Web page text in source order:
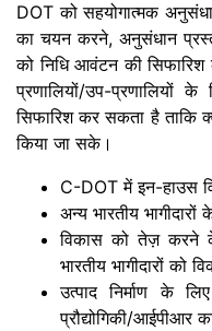
DOT को सहयोगात्मक
का चयन करने, अनुसंधान
को निधि आवंटन की सिफारिश
प्रणालियों/उप-प्रणालियों
सिफारिश कर सकता है ताकि
किया जा सके।
C-DOT में इन-हाउस
अन्य भारतीय
विकास को तेज़ करने
भारतीय भागीदारों को
उत्पाद निर्माण के
प्रौद्योगिकी/आईपीआर